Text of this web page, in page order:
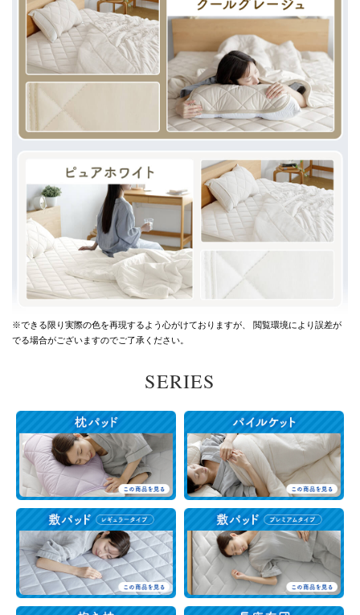
※できる限り実際の色を再現するよう心がけておりますが、
閲覧環境により誤差が
でる場合がございますのでご了承ください。
SERIES